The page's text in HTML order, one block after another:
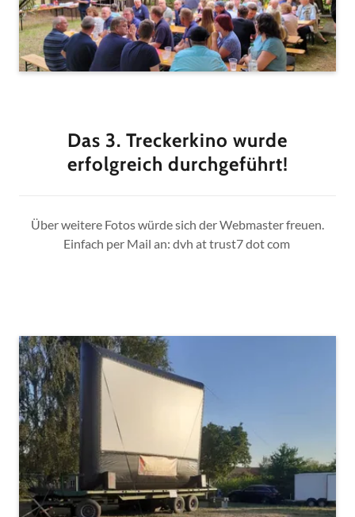
Das 3. Treckerkino wurde
erfolgreich durchgeführt!
Über weitere Fotos würde sich der Webmaster freuen.
Einfach per Mail an: dvh at trust7 dot com